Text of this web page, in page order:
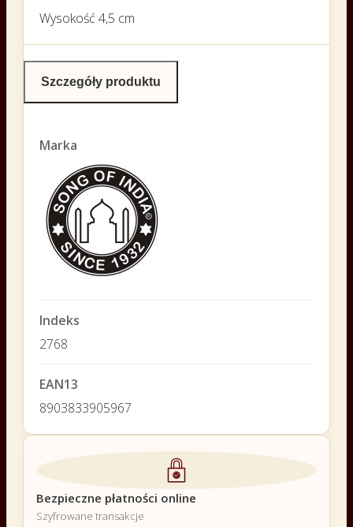
Wysokość 4,5 cm
Szczegóły produktu
Marka
Indeks
2768
EAN13
8903833905967
Bezpieczne płatności online
Szyfrowane transakcje